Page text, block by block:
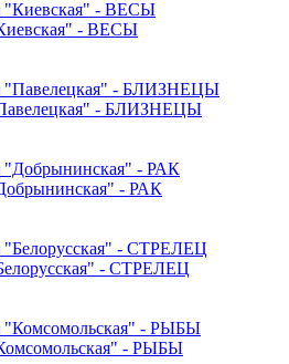
- ВЕСЫ
- БЛИЗНЕЦЫ
- РАК
- СТРЕЛЕЦ
- РЫБЫ